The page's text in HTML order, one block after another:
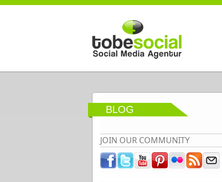
Direkt zum Inhalt
BLOG
JOIN OUR COMMUNITY